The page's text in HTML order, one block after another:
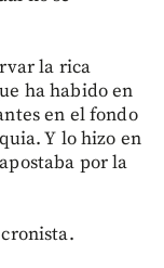
la rica
ha habido en
en el fondo
Y lo hizo en
por la